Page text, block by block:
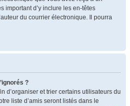
important d’y inclure les en-têtes
du courrier électronique. Il pourra
?
d’organiser et trier certains utilisateurs du
liste d’amis seront listés dans le